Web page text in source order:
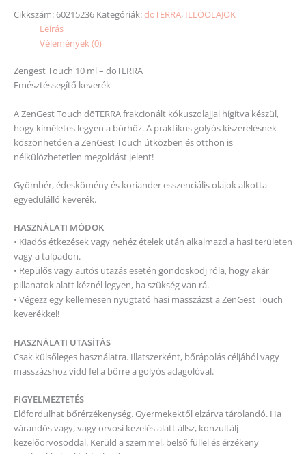
Cikkszám:60215236 Kategóriák:doTERRA, ILLÓOLAJOK
Leírás
Vélemények (0)
Zengest Touch 10 ml – doTERRA
Emésztéssegítő keverék
A ZenGest Touch dōTERRA frakcionált kókuszolajjal hígítva készül,
hogy kíméletes legyen a bőrhöz. A praktikus golyós kiszerelésnek
köszönhetően a ZenGest Touch útközben és otthon is
nélkülözhetetlen megoldást jelent!
Gyömbér, édeskömény és koriander esszenciális olajok alkotta
egyedülálló keverék.
HASZNÁLATI MÓDOK
• Kiadós étkezések vagy nehéz ételek után alkalmazd a hasi területen
vagy a talpadon.
• Repülős vagy autós utazás esetén gondoskodj róla, hogy akár
pillanatok alatt kéznél legyen, ha szükség van rá.
• Végezz egy kellemesen nyugtató hasi masszázst a ZenGest Touch
keverékkel!
HASZNÁLATI UTASÍTÁS
Csak külsőleges használatra. Illatszerként, bőrápolás céljából vagy
masszázshoz vidd fel a bőrre a golyós adagolóval.
FIGYELMEZTETÉS
Előfordulhat bőrérzékenység. Gyermekektől elzárva tárolandó. Ha
várandós vagy, vagy orvosi kezelés alatt állsz, konzultálj
kezelőorvosoddal. Kerüld a szemmel, belső füllel és érzékeny